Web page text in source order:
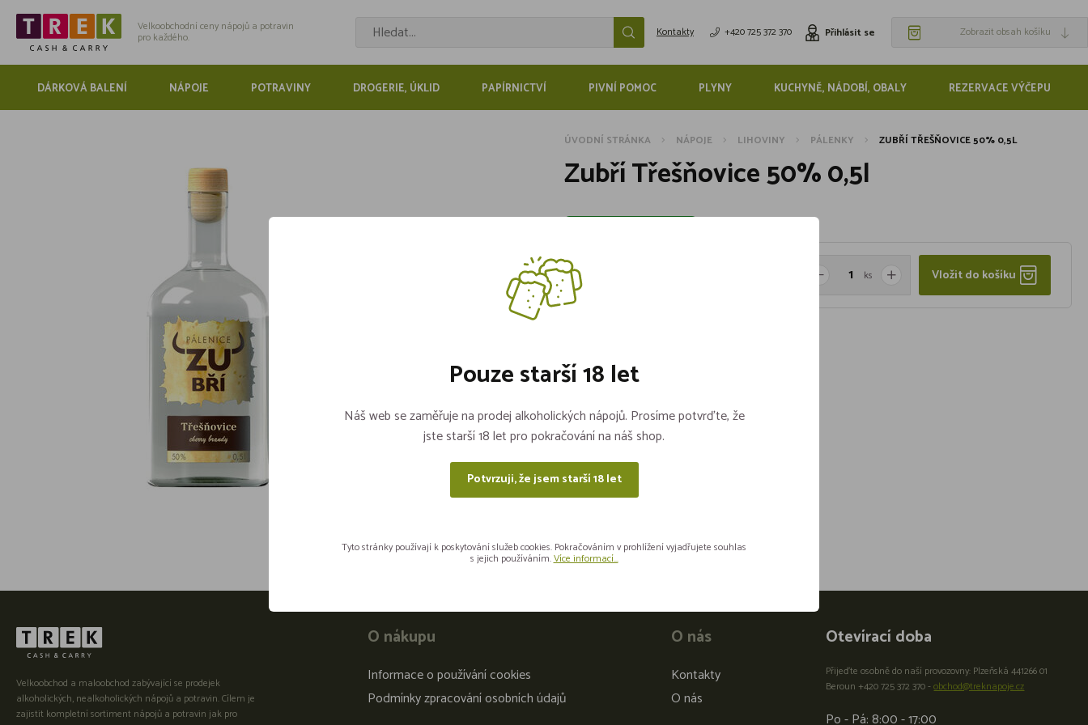
Velkoobchodní ceny nápojů a potravin
pro každého. Kontakty +420 725 372 370 Přihlásit se Zobrazit obsah košíku
DÁRKOVÁ BALENÍ NÁPOJE POTRAVINY DROGERIE, ÚKLID PAPÍRNICTVÍ PIVNÍ POMOC PLYNY KUCHYNĚ, NÁDOBÍ, OBALY REZERVACE VÝČEPU
ÚVODNÍ STRÁNKA NÁPOJE LIHOVINY PÁLENKY ZUBŘÍ TŘEŠŇOVICE 50% 0,5L
Zubří Třešňovice 50% 0,5l
579,- ks Vložit do košíku
Sdílejte na sítích
Velkoobchod a maloobchod zabývající se prodejek
alkoholických, nealkoholických nápojů a potravin. Cílem je
zajistit kompletní sortiment nápojů a potravin jak pro
O nákupu
Informace o používání cookies
Podmínky zpracování osobních údajů
O nás
Kontakty
O nás
Otevírací doba
Přijeďte osobně do naší provozovny: Plzeňská 441266 01
Beroun +420 725 372 370 -obchod@treknapoje.cz
Po - Pá: 8:00 - 17:00
Pouze starší 18 let
Náš web se zaměřuje na prodej alkoholických nápojů. Prosíme potvrďte, že
jste starší 18 let pro pokračování na náš shop.
Potvrzuji, že jsem starší 18 let
Tyto stránky používají k poskytování služeb cookies. Pokračováním v prohlížení vyjadřujete souhlas
s jejich používáním.Více informací...